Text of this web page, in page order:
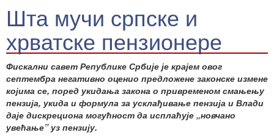
Шта мучи српске и
хрватске пензионере
Фискални савет Републике Србије је крајем овог
септембра негативно оценио предложене законске измене
којима се, поред укидања закона о привременом смањењу
пензија, укида и формула за усклађивање пензија и Влади
даје дискрециона могућност да исплаћује „новчано
увећање” уз пензију.